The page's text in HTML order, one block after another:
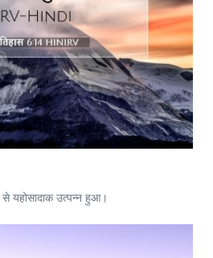
से यहोसादाक उत्‍पन्‍न हुआ।